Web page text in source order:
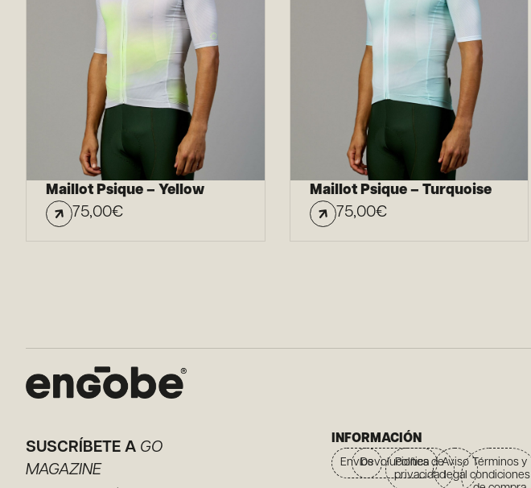
Maillot Psique – Yellow
75,00€
Maillot Psique – Turquoise
75,00€
SUSCRÍBETE A GO
MAGAZINE
INFORMACIÓN
EnvíosDevoluciones
Política de
privacidad
Aviso
legal
Términos y
condiciones